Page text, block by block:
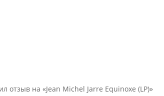
отзыв на «Jean Michel Jarre Equinoxe (LP)»